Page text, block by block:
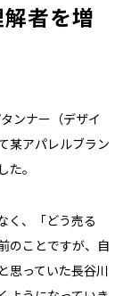
者を増
ンナー（デザイ
某アパレルブラン
。
く、「どう売る
のことですが、自
思っていた長谷川